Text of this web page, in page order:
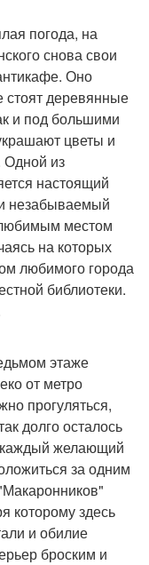
погода, на
снова свои
Оно
деревянные
и под большими
цветы и
Одной из
настоящий
незабываемый
местом
на которых
любимого города
библиотеки.
этаже
от метро
прогуляться,
долго осталось
каждый желающий
за одним
которому здесь
и обилие
броским и